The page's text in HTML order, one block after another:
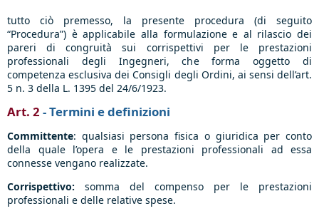
tutto ciò premesso, la presente procedura (di seguito
“Procedura”) è applicabile alla formulazione e al rilascio dei
pareri di congruità sui corrispettivi per le prestazioni
professionali degli Ingegneri, che forma oggetto di
competenza esclusiva dei Consigli degli Ordini, ai sensi dell’art.
5 n. 3 della L. 1395 del 24/6/1923.
Art. 2 - Termini e definizioni
Committente: qualsiasi persona fisica o giuridica per conto
della quale l’opera e le prestazioni professionali ad essa
connesse vengano realizzate.
Corrispettivo: somma del compenso per le prestazioni
professionali e delle relative spese.